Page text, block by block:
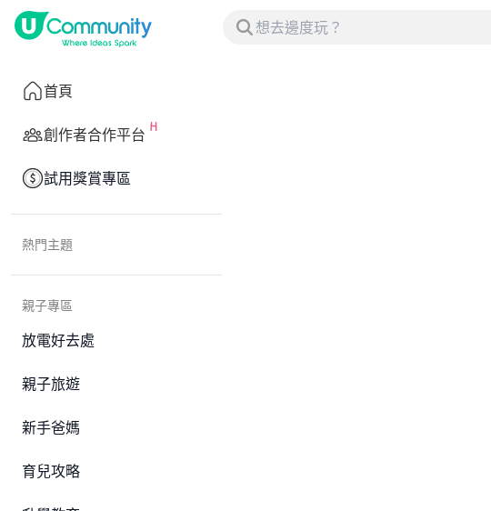
首頁
創作者合作平台
試用獎賞專區
熱門主題
親子專區
放電好去處
親子旅遊
新手爸媽
育兒攻略